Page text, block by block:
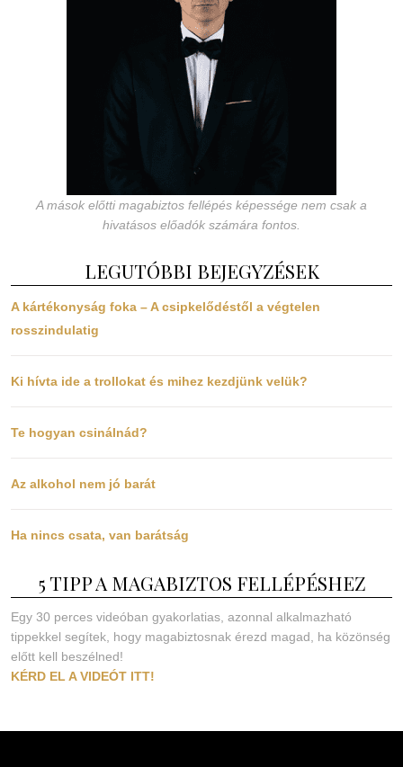
A mások előtti magabiztos fellépés képessége nem csak a
hivatásos előadók számára fontos.
LEGUTÓBBI BEJEGYZÉSEK
A kártékonyság foka – A csipkelődéstől a végtelen
rosszindulatig
Ki hívta ide a trollokat és mihez kezdjünk velük?
Te hogyan csinálnád?
Az alkohol nem jó barát
Ha nincs csata, van barátság
5 TIPP A MAGABIZTOS FELLÉPÉSHEZ
Egy 30 perces videóban gyakorlatias, azonnal alkalmazható
tippekkel segítek, hogy magabiztosnak érezd magad, ha közönség
előtt kell beszélned!
KÉRD EL A VIDEÓT ITT!